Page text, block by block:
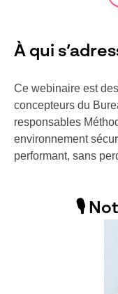
À qui
Ce webinaire est
concepteurs du
responsables
environnement
performant, sans
🎙️